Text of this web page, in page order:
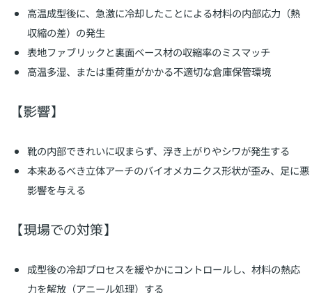
高温成型後に、急激に冷却したことによる材料の内部応力（熱
収縮の差）の発生
表地ファブリックと裏面ベース材の収縮率のミスマッチ
高温多湿、または重荷重がかかる不適切な倉庫保管環境
【影響】
靴の内部できれいに収まらず、浮き上がりやシワが発生する
本来あるべき立体アーチのバイオメカニクス形状が歪み、足に悪
影響を与える
【現場での対策】
成型後の冷却プロセスを緩やかにコントロールし、材料の熱応
力を解放（アニール処理）する